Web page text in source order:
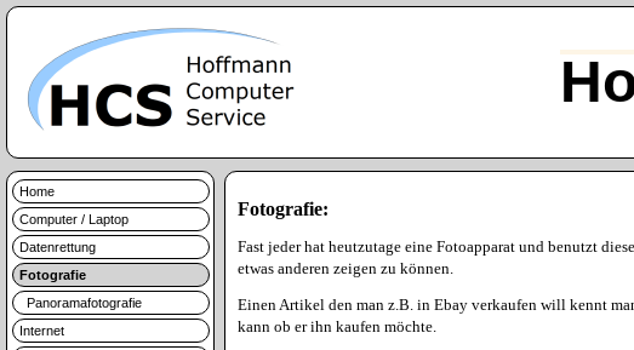
Home
Computer / Laptop
Datenrettung
Fotografie
Panoramafotografie
Internet
Fotografie:
Fast jeder hat heutzutage eine Fotoapparat und benutzt
etwas anderen zeigen zu können.
Einen Artikel den man z.B. in Ebay verkaufen will kennt
kann ob er ihn kaufen möchte.